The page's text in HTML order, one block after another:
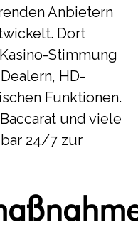
Anbietern
Dort
Stimmung
HD-
Funktionen.
und viele
24/7 zur